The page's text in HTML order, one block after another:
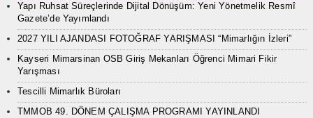
Yapı Ruhsat Süreçlerinde Dijital Dönüşüm: Yeni Yönetmelik Resmî
Gazete’de Yayımlandı
2027 YILI AJANDASI FOTOĞRAF YARIŞMASI “Mimarlığın İzleri”
Kayseri Mimarsinan OSB Giriş Mekanları Öğrenci Mimari Fikir
Yarışması
Tescilli Mimarlık Büroları
TMMOB 49. DÖNEM ÇALIŞMA PROGRAMI YAYINLANDI